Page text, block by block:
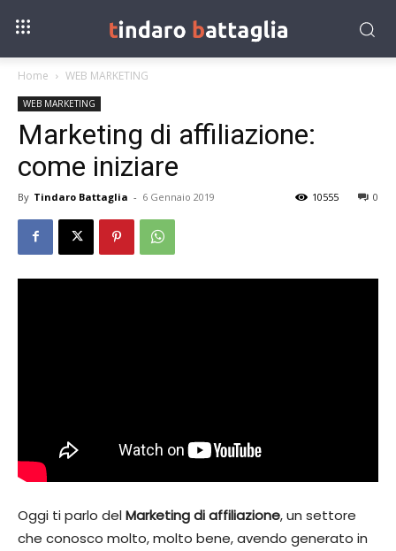
Home WEB MARKETING
WEB MARKETING
Marketing di affiliazione:
come iniziare
By Tindaro Battaglia - 6 Gennaio 2019 0
10555
Oggi ti parlo delMarketing di affiliazione, un settore
che conosco molto, molto bene, avendo generato in